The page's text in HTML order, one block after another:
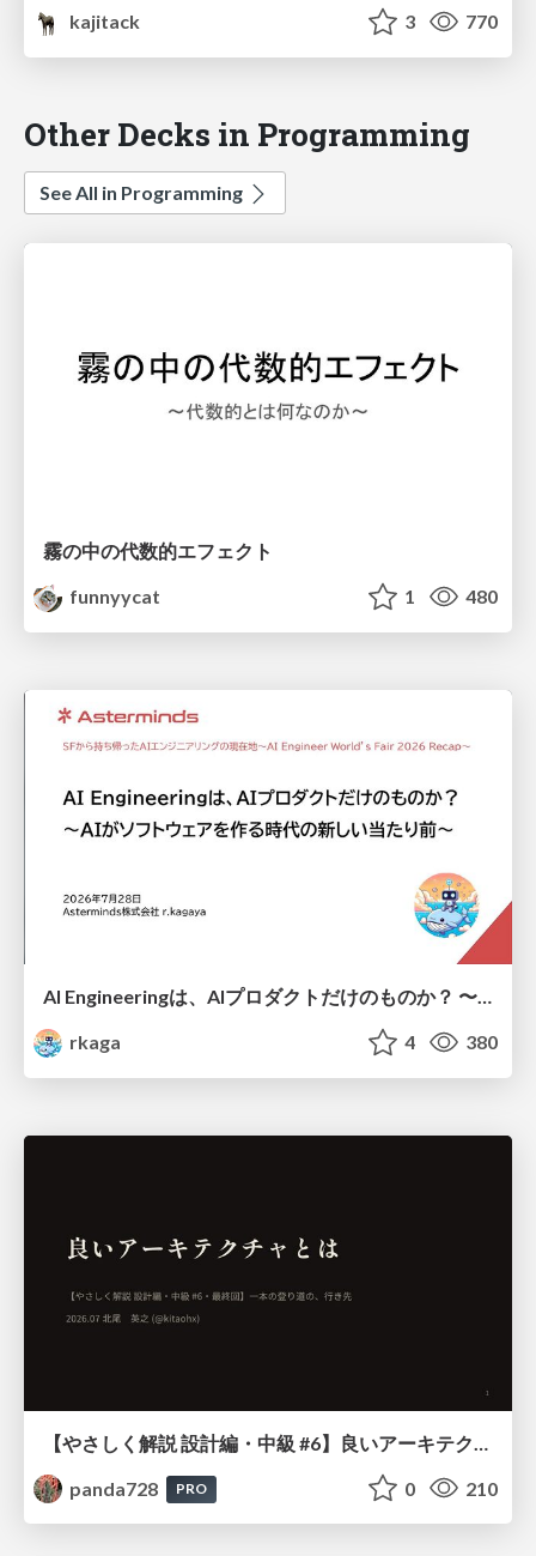
kajitack
3 770
Other Decks in Programming
See All in Programming
霧の中の代数的エフェクト
funnyycat
1 480
AI Engineeringは、AIプロダクトだけのものか？ 〜AIがソフトウェアを作る時代の新しい当たり前〜 / No AI in your product. AI Engineering in your development.
rkaga
4 380
panda728
PRO 0 210